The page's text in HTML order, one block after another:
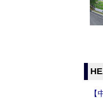
【